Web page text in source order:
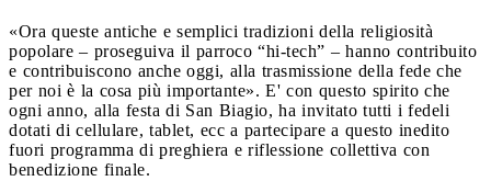
«Ora queste antiche e semplici tradizioni della religiosità
popolare – proseguiva il parroco “hi-tech” – hanno contribuito
e contribuiscono anche oggi, alla trasmissione della fede che
per noi è la cosa più importante». E' con questo spirito che
ogni anno, alla festa di San Biagio, ha invitato tutti i fedeli
dotati di cellulare, tablet, ecc a partecipare a questo inedito
fuori programma di preghiera e riflessione collettiva con
benedizione finale.